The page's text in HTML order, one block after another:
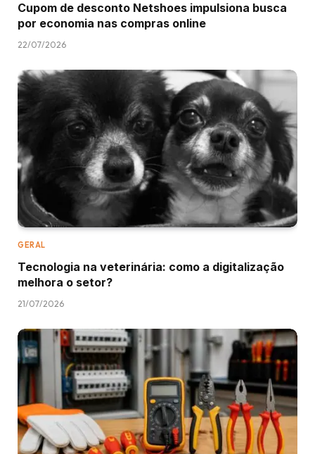
Cupom de desconto Netshoes impulsiona busca
por economia nas compras online
22/07/2026
GERAL
Tecnologia na veterinária: como a digitalização
melhora o setor?
21/07/2026